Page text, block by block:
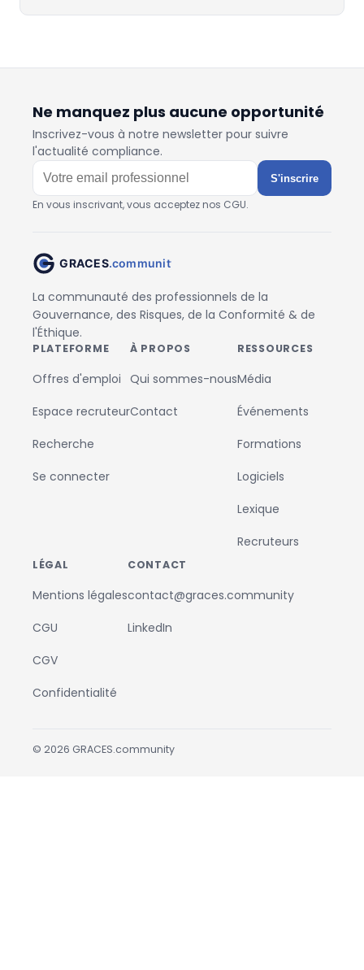
Ne manquez plus aucune opportunité
Inscrivez-vous à notre newsletter pour suivre
l'actualité compliance.
S'inscrire
En vous inscrivant, vous acceptez nos CGU.
La communauté des professionnels de la
Gouvernance, des Risques, de la Conformité & de
l'Éthique.
PLATEFORME
Offres d'emploi
Espace recruteur
Recherche
Se connecter
À PROPOS
Qui sommes-nous
Contact
RESSOURCES
Média
Événements
Formations
Logiciels
Lexique
Recruteurs
LÉGAL
Mentions légales
CGU
CGV
Confidentialité
CONTACT
contact@graces.community
LinkedIn
© 2026 GRACES.community